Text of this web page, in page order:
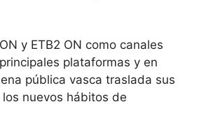
y ETB2 ON como canales
plataformas y en
pública vasca traslada sus
nuevos hábitos de